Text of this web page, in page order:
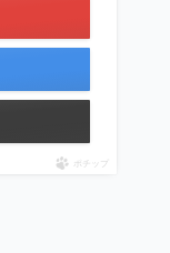
ポチップ